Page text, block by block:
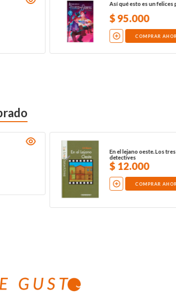
Así qué esto es un felices
$95.000
COMPRAR
En el lejano oeste. Los
detectives
$ 12.000
COMPRAR